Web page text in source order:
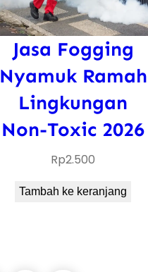
Jasa Fogging
Nyamuk Ramah
Lingkungan
Non-Toxic 2026
Rp2.500
Tambah ke keranjang